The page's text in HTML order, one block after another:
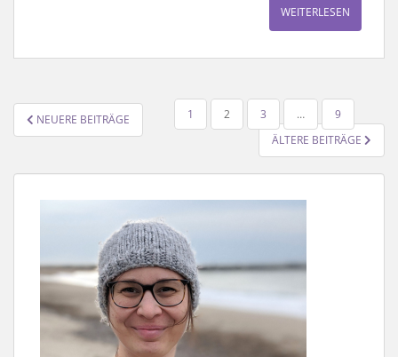
WEITERLESEN
SEITENNUMMERIERUNG
DER
NEUERE BEITRÄGE 1 2 3 …
9
ÄLTERE BEITRÄGE